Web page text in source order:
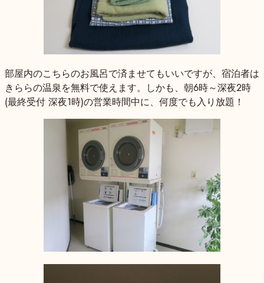
部屋内のこちらのお風呂で済ませてもいいですが、宿泊者は
きららの温泉を無料で使えます。しかも、朝6時～深夜2時
(最終受付 深夜1時)の営業時間中に、何度でも入り放題！